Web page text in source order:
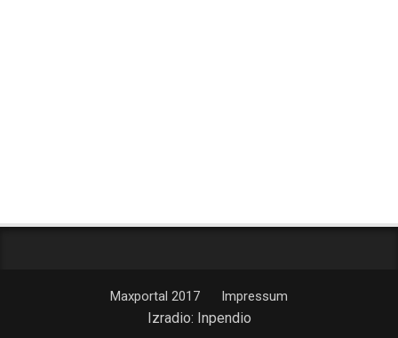
Maxportal 2017 Impressum
Izradio: Inpendio